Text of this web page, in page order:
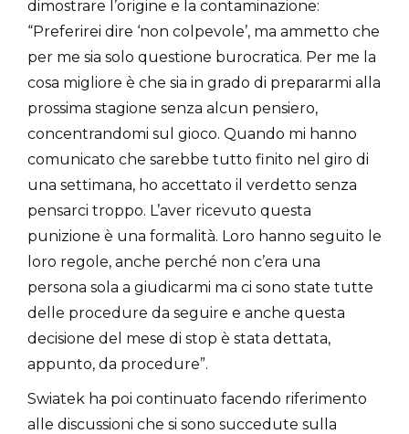
dimostrare l’origine e la contaminazione:
“Preferirei dire ‘non colpevole’, ma ammetto che
per me sia solo questione burocratica. Per me la
cosa migliore è che sia in grado di prepararmi alla
prossima stagione senza alcun pensiero,
concentrandomi sul gioco. Quando mi hanno
comunicato che sarebbe tutto finito nel giro di
una settimana, ho accettato il verdetto senza
pensarci troppo. L’aver ricevuto questa
punizione è una formalità. Loro hanno seguito le
loro regole, anche perché non c’era una
persona sola a giudicarmi ma ci sono state tutte
delle procedure da seguire e anche questa
decisione del mese di stop è stata dettata,
appunto, da procedure”.
Swiatek ha poi continuato facendo riferimento
alle discussioni che si sono succedute sulla